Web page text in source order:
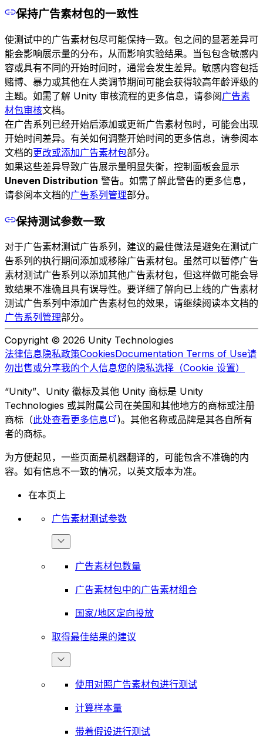
保持广告素材包的一致性
使测试中的广告素材包尽可能保持一致。包之间的显著差异可
能会影响展示量的分布，从而影响实验结果。当包包含敏感内
容或具有不同的开始时间时，通常会发生差异。敏感内容包括
赌博、暴力或其他在人类调节期间可能会获得较高年龄评级的
主题。如需了解 Unity 审核流程的更多信息，请参阅广告素
材包审核文档。
在广告系列已经开始后添加或更新广告素材包时，可能会出现
开始时间差异。有关如何调整开始时间的更多信息，请参阅本
文档的更改或添加广告素材包部分。
如果这些差异导致广告展示量明显失衡，控制面板会显示
Uneven Distribution 警告。如需了解此警告的更多信息，
请参阅本文档的广告系列管理部分。
保持测试参数一致
对于广告素材测试广告系列，建议的最佳做法是避免在测试广
告系列的执行期间添加或移除广告素材包。虽然可以暂停广告
素材测试广告系列以添加其他广告素材包，但这样做可能会导
致结果不准确且具有误导性。要详细了解向已上线的广告素材
测试广告系列中添加广告素材包的效果，请继续阅读本文档的
广告系列管理部分。
Copyright © 2026 Unity Technologies
法律信息隐私政策CookiesDocumentation Terms of Use请
勿出售或分享我的个人信息您的隐私选择（Cookie 设置）
“Unity”、Unity 徽标及其他 Unity 商标是 Unity
Technologies 或其附属公司在美国和其他地方的商标或注册
商标（此处查看更多信息
)。其他名称或品牌是其各自所有
者的商标。
为方便起见，一些页面是机器翻译的，可能包含不准确的内
容。如有信息不一致的情况，以英文版本为准。
在本页上
广告素材测试参数
广告素材包数量
广告素材包中的广告素材组合
国家/地区定向投放
取得最佳结果的建议
使用对照广告素材包进行测试
计算样本量
带着假设进行测试